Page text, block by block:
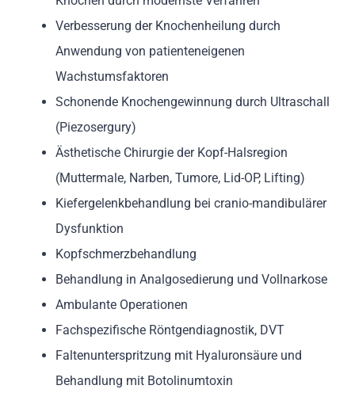
Verbesserung der Knochenheilung durch
Anwendung von patienteneigenen
Wachstumsfaktoren
Schonende Knochengewinnung durch Ultraschall
(Piezosergury)
Ästhetische Chirurgie der Kopf-Halsregion
(Muttermale, Narben, Tumore, Lid-OP, Lifting)
Kiefergelenkbehandlung bei cranio-mandibulärer
Dysfunktion
Kopfschmerzbehandlung
Behandlung in Analgosedierung und Vollnarkose
Ambulante Operationen
Fachspezifische Röntgendiagnostik, DVT
Faltenunterspritzung mit Hyaluronsäure und
Behandlung mit Botolinumtoxin